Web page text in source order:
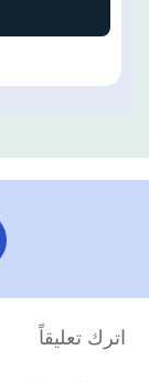
اترك تعليقاً